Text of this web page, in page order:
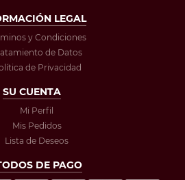
LEGAL
y Condiciones
de Datos
de Privacidad
SU CUENTA
Mi Perfil
Mis Pedidos
Lista de Deseos
DE PAGO